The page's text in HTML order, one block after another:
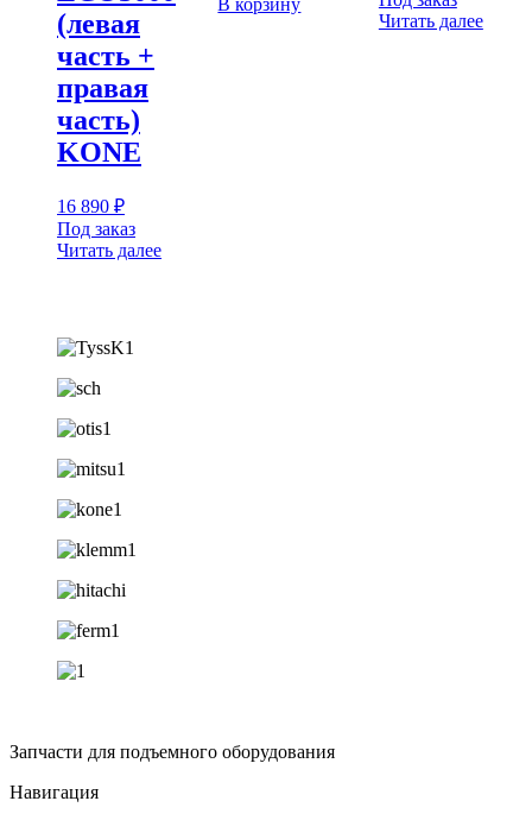
(левая
часть +
правая
часть)
KONE
16 890 ₽
Под заказ
Читать далее
Читать далее
Запчасти для подъемного оборудования
Навигация